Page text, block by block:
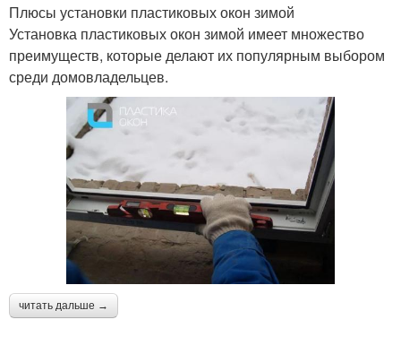
Плюсы установки пластиковых окон зимой
Установка пластиковых окон зимой имеет множество
преимуществ, которые делают их популярным выбором
среди домовладельцев.
читать дальше →